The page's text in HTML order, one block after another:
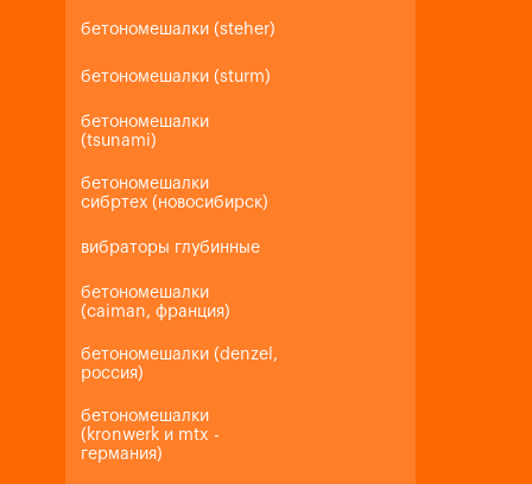
бетономешалки (steher)
бетономешалки (sturm)
бетономешалки
(tsunami)
бетономешалки
сибртех (новосибирск)
вибраторы глубинные
бетономешалки
(caiman, франция)
бетономешалки (denzel,
россия)
бетономешалки
(kronwerk и mtx -
германия)